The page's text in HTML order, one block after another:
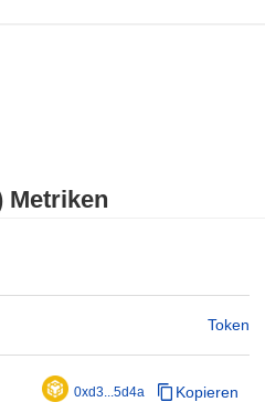
Metriken
Token
0xd3...5d4a Kopieren